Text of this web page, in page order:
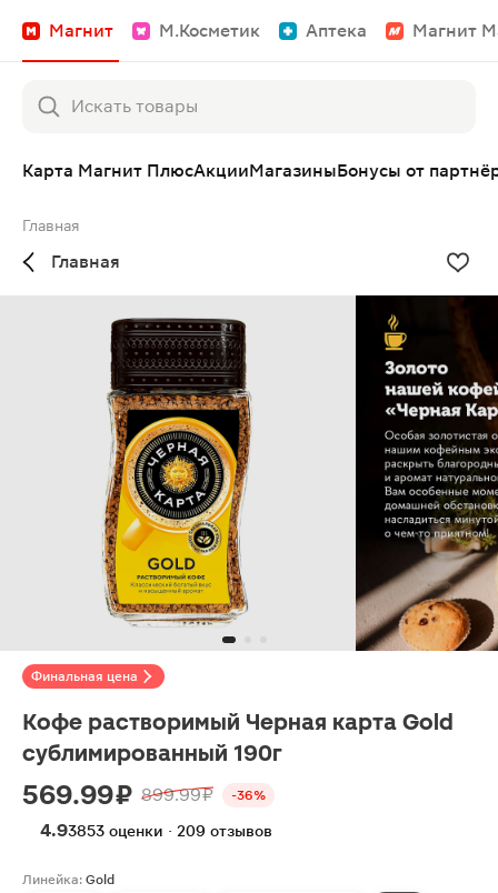
Магнит М.Косметик Аптека Магнит
Карта Магнит ПлюсАкцииМагазиныБонусы от
Главная
Главная
Финальная цена
Кофе растворимый Черная карта Gold
сублимированный 190г
569.99 ₽ 899.99 ₽ -36%
4.93853 оценки · 209 отзывов
Линейка: Gold